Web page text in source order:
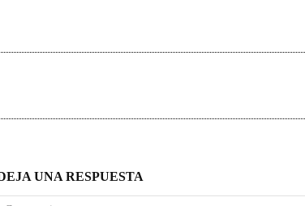
UNA RESPUESTA